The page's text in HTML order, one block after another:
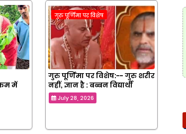
में
गुरु पूर्णिमा पर विशेष
गुरु पूर्णिमा पर विशेष:-- गुरु शरीर
नहीं, ज्ञान है : बब्बन विद्यार्थी
July 28, 2026